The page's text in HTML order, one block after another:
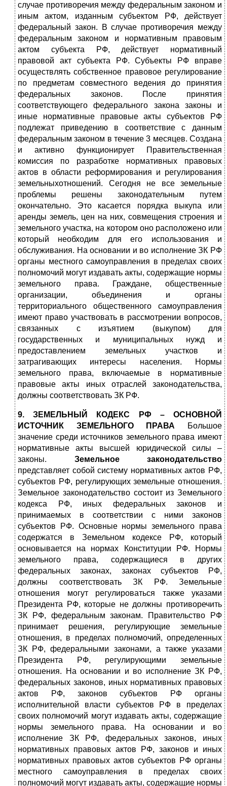
случае противоречия между федеральным законом и
иным актом, изданным субъектом РФ, действует
федеральный закон. В случае противоречия между
федеральным законом и нормативным правовым
актом субъекта РФ, действует нормативный
правовой акт субъекта РФ. Субъекты РФ вправе
осуществлять собственное правовое регулирование
по предметам совместного ведения до принятия
федеральных законов. После принятия
соответствующего федерального закона законы и
иные нормативные правовые акты субъектов РФ
подлежат приведению в соответствие с данным
федеральным законом в течение 3 месяцев. Создана
и активно функционирует Правительственная
комиссия по разработке нормативных правовых
актов в области реформирования и регулирования
земельныхотношений. Сегодня не все земельные
проблемы решены законодательным путем
окончательно. Это касается порядка выкупа или
аренды земель, цен на них, совмещения строения и
земельного участка, на котором оно расположено или
который необходим для его использования и
обслуживания. На основании и во исполнение ЗК РФ
органы местного самоуправления в пределах своих
полномочий могут издавать акты, содержащие нормы
земельного права. Граждане, общественные
организации, объединения и органы
территориального общественного самоуправления
имеют право участвовать в рассмотрении вопросов,
связанных с изъятием (выкупом) для
государственных и муниципальных нужд и
предоставлением земельных участков и
затрагивающих интересы населения. Нормы
земельного права, включаемые в нормативные
правовые акты иных отраслей законодательства,
должны соответствовать ЗК РФ.
9. ЗЕМЕЛЬНЫЙ КОДЕКС РФ – ОСНОВНОЙ
ИСТОЧНИК ЗЕМЕЛЬНОГО ПРАВА
Большое
значение среди источников земельного права имеют
нормативные акты высшей юридической силы –
законы. Земельное законодательство
представляет собой систему нормативных актов РФ,
субъектов РФ, регулирующих земельные отношения.
Земельное законодательство состоит из Земельного
кодекса РФ, иных федеральных законов и
принимаемых в соответствии с ними законов
субъектов РФ. Основные нормы земельного права
содержатся в Земельном кодексе РФ, который
основывается на нормах Конституции РФ. Нормы
земельного права, содержащиеся в других
федеральных законах, законах субъектов РФ,
должны соответствовать ЗК РФ. Земельные
отношения могут регулироваться также указами
Президента РФ, которые не должны противоречить
ЗК РФ, федеральным законам. Правительство РФ
принимает решения, регулирующие земельные
отношения, в пределах полномочий, определенных
ЗК РФ, федеральными законами, а также указами
Президента РФ, регулирующими земельные
отношения. На основании и во исполнение ЗК РФ,
федеральных законов, иных нормативных правовых
актов РФ, законов субъектов РФ органы
исполнительной власти субъектов РФ в пределах
своих полномочий могут издавать акты, содержащие
нормы земельного права. На основании и во
исполнение ЗК РФ, федеральных законов, иных
нормативных правовых актов РФ, законов и иных
нормативных правовых актов субъектов РФ органы
местного самоуправления в пределах своих
полномочий могут издавать акты, содержащие нормы